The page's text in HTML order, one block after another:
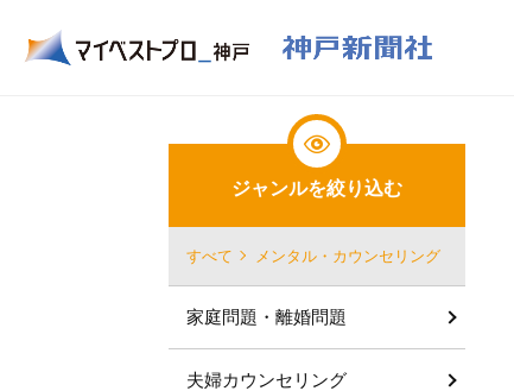
ジャンルを絞り込む
すべて メンタル・カウンセリング
家庭問題・離婚問題
夫婦カウンセリング